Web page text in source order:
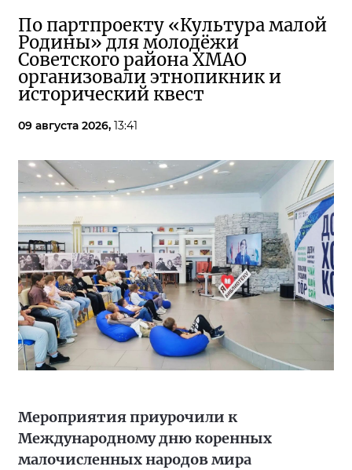
По партпроекту «Культура малой
Родины» для молодёжи
Советского района ХМАО
организовали этнопикник и
исторический квест
09 августа 2026, 13:41
Мероприятия приурочили к
Международному дню коренных
малочисленных народов мира